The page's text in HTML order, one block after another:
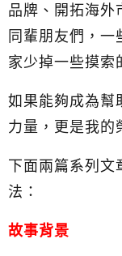
品牌、開拓海外
同輩朋友們，一
家少掉一些摸索
如果能夠成為幫
力量，更是我的
下面兩篇系列文
法：
故事背景